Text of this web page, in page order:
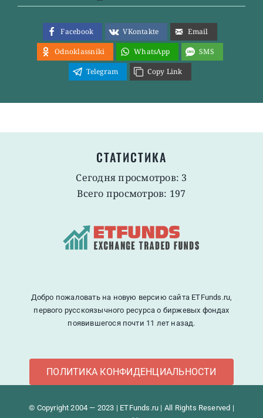
Facebook VKontakte
Email
Odnoklassniki
WhatsApp
SMS
Telegram
Copy Link
СТАТИСТИКА
Сегодня просмотров: 3
Всего просмотров: 197
Добро пожаловать на новую версию сайта ETFunds.ru,
первого русскоязычного ресурса о биржевых фондах
появившегося почти 11 лет назад.
ПОЛИТИКА КОНФИДЕНЦИАЛЬНОСТИ
© Copyright 2004 — 2023 | ETFunds.ru | All Rights Reserved |